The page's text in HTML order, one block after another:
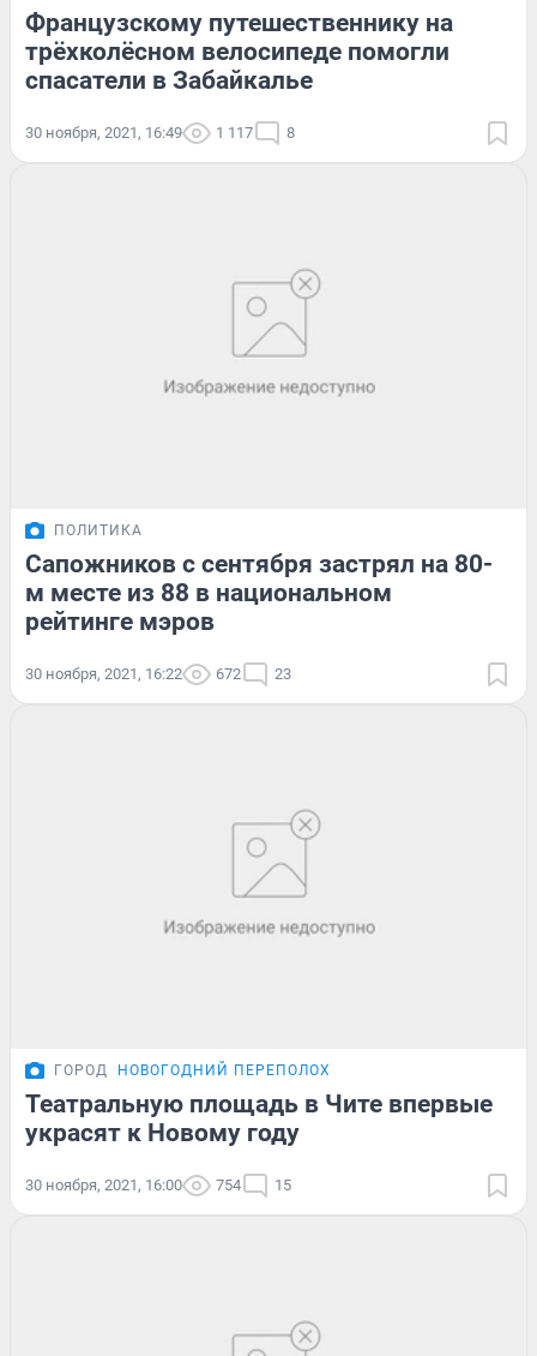
Французскому путешественнику на
трёхколёсном велосипеде помогли
спасатели в Забайкалье
30 ноября, 2021, 16:49 1 117 8
ПОЛИТИКА
Сапожников с сентября застрял на 80-
м месте из 88 в национальном
рейтинге мэров
30 ноября, 2021, 16:22 672 23
ГОРОД НОВОГОДНИЙ ПЕРЕПОЛОХ
Театральную площадь в Чите впервые
украсят к Новому году
30 ноября, 2021, 16:00 754 15